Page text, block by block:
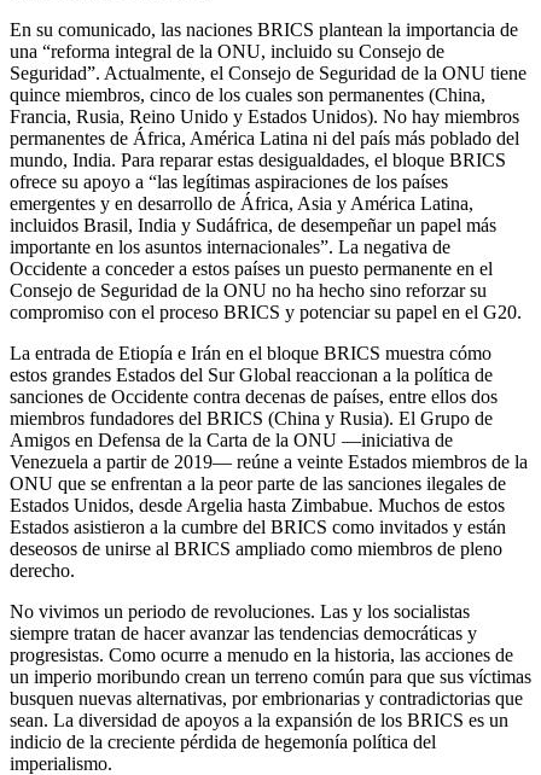
En su comunicado, las naciones BRICS plantean la importancia de
una “reforma integral de la ONU, incluido su Consejo de
Seguridad”. Actualmente, el Consejo de Seguridad de la ONU tiene
quince miembros, cinco de los cuales son permanentes (China,
Francia, Rusia, Reino Unido y Estados Unidos). No hay miembros
permanentes de África, América Latina ni del país más poblado del
mundo, India. Para reparar estas desigualdades, el bloque BRICS
ofrece su apoyo a “las legítimas aspiraciones de los países
emergentes y en desarrollo de África, Asia y América Latina,
incluidos Brasil, India y Sudáfrica, de desempeñar un papel más
importante en los asuntos internacionales”. La negativa de
Occidente a conceder a estos países un puesto permanente en el
Consejo de Seguridad de la ONU no ha hecho sino reforzar su
compromiso con el proceso BRICS y potenciar su papel en el G20.
La entrada de Etiopía e Irán en el bloque BRICS muestra cómo
estos grandes Estados del Sur Global reaccionan a la política de
sanciones de Occidente contra decenas de países, entre ellos dos
miembros fundadores del BRICS (China y Rusia). El Grupo de
Amigos en Defensa de la Carta de la ONU —iniciativa de
Venezuela a partir de 2019— reúne a veinte Estados miembros de la
ONU que se enfrentan a la peor parte de las sanciones ilegales de
Estados Unidos, desde Argelia hasta Zimbabue. Muchos de estos
Estados asistieron a la cumbre del BRICS como invitados y están
deseosos de unirse al BRICS ampliado como miembros de pleno
derecho.
No vivimos un periodo de revoluciones. Las y los socialistas
siempre tratan de hacer avanzar las tendencias democráticas y
progresistas. Como ocurre a menudo en la historia, las acciones de
un imperio moribundo crean un terreno común para que sus víctimas
busquen nuevas alternativas, por embrionarias y contradictorias que
sean. La diversidad de apoyos a la expansión de los BRICS es un
indicio de la creciente pérdida de hegemonía política del
imperialismo.